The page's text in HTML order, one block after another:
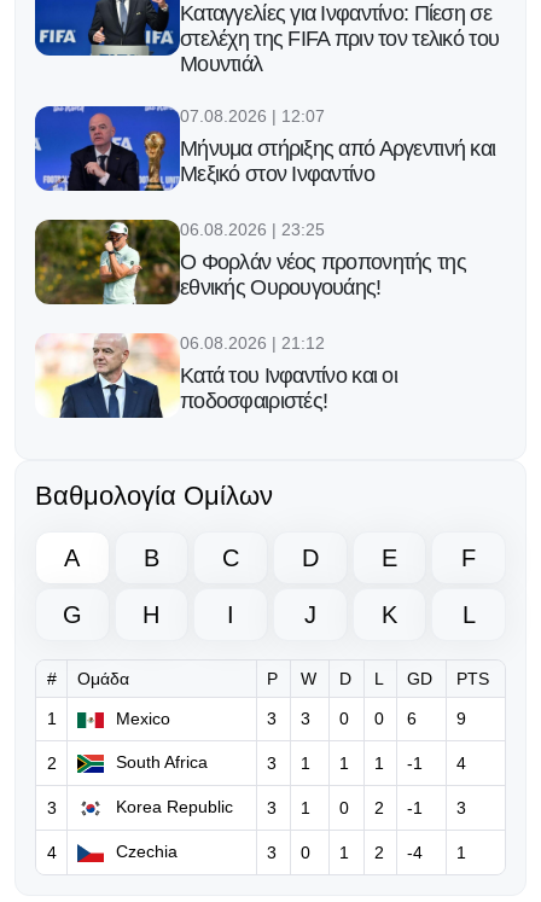
Καταγγελίες για Ινφαντίνο: Πίεση σε
στελέχη της FIFA πριν τον τελικό του
Μουντιάλ
07.08.2026 | 12:07
Μήνυμα στήριξης από Αργεντινή και
Μεξικό στον Ινφαντίνο
06.08.2026 | 23:25
Ο Φορλάν νέος προπονητής της
εθνικής Ουρουγουάης!
06.08.2026 | 21:12
Κατά του Ινφαντίνο και οι
ποδοσφαιριστές!
Ο Γκάβι κράτησε την υπόσχεσή του
μετά την κατάκτηση του Μουντιάλ!
06.08.2026 | 18:50
Νέο ξεκάθαρο μήνυμα της UEFA
προς τη FIFA για τον Ινφαντίνο
06.08.2026 | 10:36
FIFA: Παραδέχεται λάθη του
Ινφαντίνο, τον στηρίζει και
ξεκαθαρίζει… «δεν θα δεχθούμε
καμία επίθεση»
06.08.2026 | 08:39
Ο Ινφαντίνο υπόσχεται τον τελικό
Βαθμολογία Ομίλων
A B C D E F
G H I J K L
# Ομάδα P W D L GD PTS
1 Mexico 3 3 0 0 6 9
2 South Africa 3 1 1 1 -1 4
3 Korea Republic 3 1 0 2 -1 3
4 Czechia 3 0 1 2 -4 1